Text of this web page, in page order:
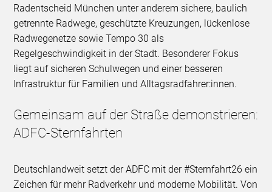
Radentscheid München unter anderem sichere, baulich
getrennte Radwege, geschützte Kreuzungen, lückenlose
Radwegenetze sowie Tempo 30 als
Regelgeschwindigkeit in der Stadt. Besonderer Fokus
liegt auf sicheren Schulwegen und einer besseren
Infrastruktur für Familien und Alltagsradfahrer:innen.
Gemeinsam auf der Straße demonstrieren:
ADFC-Sternfahrten
Deutschlandweit setzt der ADFC mit der #Sternfahrt26 ein
Zeichen für mehr Radverkehr und moderne Mobilität. Von